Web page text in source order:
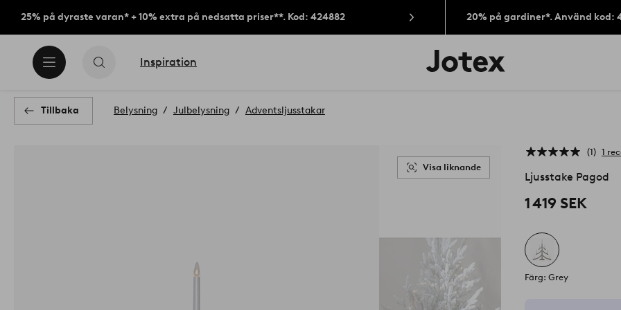
25% på dyraste varan* + 10% extra på nedsatta priser**. Kod: 424882 20% på gardiner*. Använd kod:
Inspiration
Jotex
logotyp
Tillbaka Belysning Julbelysning Adventsljusstakar
Visa liknande
1 1
Ljusstake Pagod
1 419 SEK
Färg: Grey